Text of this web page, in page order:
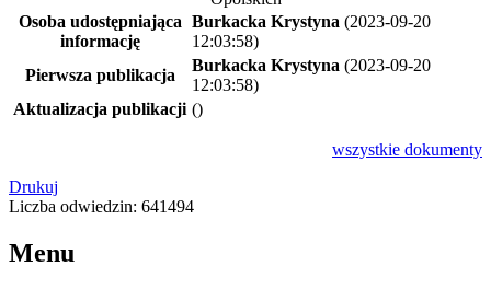
Osoba udostępniająca
informację
Burkacka Krystyna (2023-09-20
12:03:58)
Pierwsza publikacja
Burkacka Krystyna (2023-09-20
12:03:58)
Aktualizacja publikacji ()
wszystkie dokumenty
Drukuj
Liczba odwiedzin: 641494
Menu